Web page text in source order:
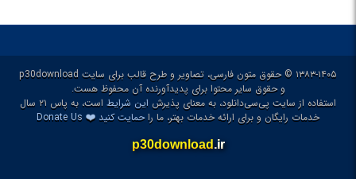
۱۳۸۳-۱۴۰۵ © حقوق متون فارسی، تصاویر و طرح قالب برای سایت p30download
و حقوق سایر محتوا برای پدیدآورنده آن محفوظ هست.
استفاده از سایت پی‌سی‌دانلود، به معنای پذیرش این شرایط
است، به پاس ۲۱ سال
خدمات رایگان و برای ارائه خدمات بهتر، ما راحمایت کنید ❤️
p30download